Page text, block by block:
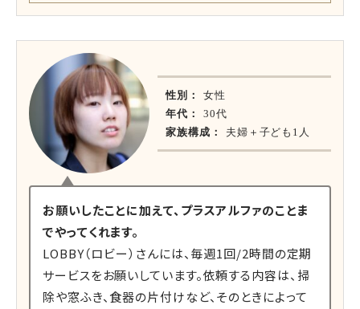
性別：
女性
年代：
30代
家族構成：
夫婦＋子ども1人
お願いしたことに加えて、プラスアルファのことま
でやってくれます。
LOBBY（ロビー）さんには、毎週1回/2時間の定期
サービスをお願いしています。依頼する内容は、掃
除や窓ふき、食器の片付けなど、そのときによって